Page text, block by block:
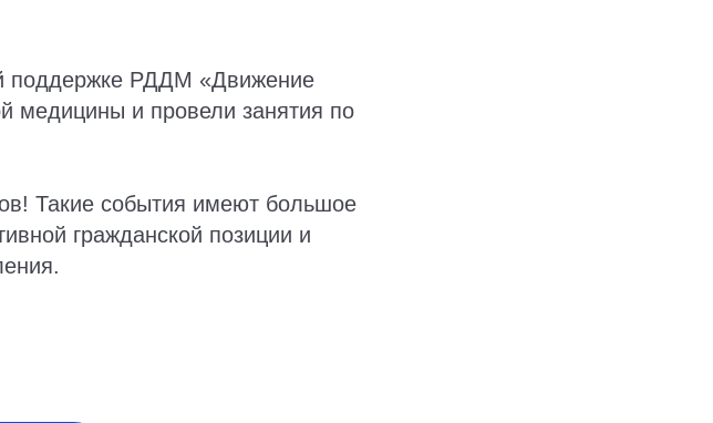
поддержке РДДМ «Движение
медицины и провели занятия по
Такие события имеют большое
гражданской позиции и